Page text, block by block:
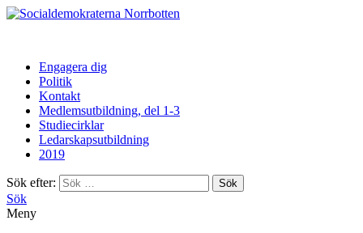
Norrbotten
Engagera dig
Politik
Kontakt
Medlemsutbildning, del 1-3
Studiecirklar
Ledarskapsutbildning
2019
Sök efter:
Sök
Meny